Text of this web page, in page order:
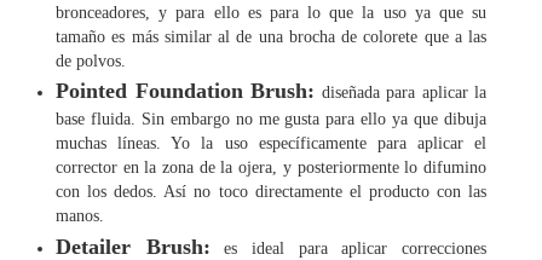
bronceadores, y para ello es para lo que la uso ya que su
tamaño es más similar al de una brocha de colorete que a las
de polvos.
Pointed Foundation Brush: diseñada para aplicar la
base fluida. Sin embargo no me gusta para ello ya que dibuja
muchas líneas. Yo la uso específicamente para aplicar el
corrector en la zona de la ojera, y posteriormente lo difumino
con los dedos. Así no toco directamente el producto con las
manos.
Detailer Brush: es ideal para aplicar correcciones